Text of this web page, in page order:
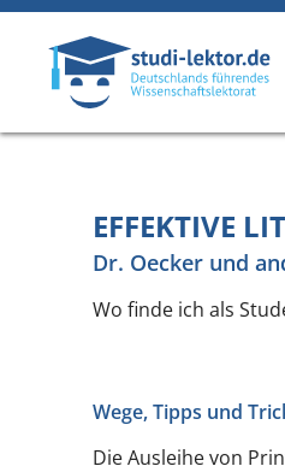
Direkt zum Inhalt
EFFEKTIVE
Dr. Oecker und
Wo finde ich als
Wege, Tipps und
Die Ausleihe von